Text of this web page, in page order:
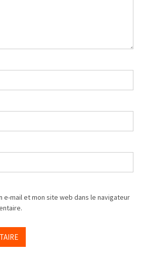
e-mail et mon site web dans le navigateur